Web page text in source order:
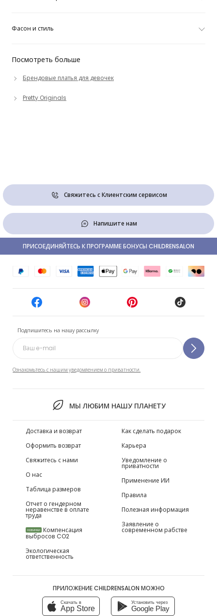
Посмотреть больше
Брендовые платья для девочек
Pretty Originals
Фасон и стиль
Свяжитесь с Клиентским сервисом
Напишите нам
Подпишитесь на нашу рассылку
Ознакомьтесь с нашим уведомлением о приватности.
МЫ ЛЮБИМ НАШУ ПЛАНЕТУ
ПРИСОЕДИНЯЙТЕСЬ К ПРОГРАММЕ БОНУСЫ CHILDRENSALON
Доставка и возврат
Оформить возврат
Свяжитесь с нами
О нас
Таблица размеров
Отчет о гендерном
неравенстве в оплате
труда
НОВИНКИ Компенсация
выбросов CO2
Экологическая
ответственность
Как сделать подарок
Карьера
Уведомление о
приватности
Применение ИИ
Правила
Полезная информация
Заявление о
современном рабстве
ПРИЛОЖЕНИЕ CHILDRENSALON МОЖНО
Скачать в
App Store
Установить через
Google Play